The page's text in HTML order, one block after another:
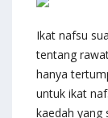
Ikat nafsu
tentang
hanya
untuk ikat
kaedah yang